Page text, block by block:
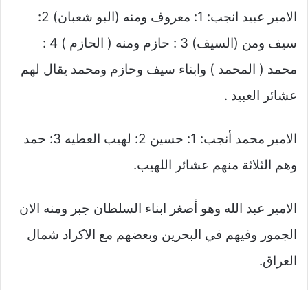
الامير عبيد انجب: 1: معروف ومنه (البو شعبان) 2:
سيف ومن (السيف) 3 : حازم ومنه ( الحازم ) 4 :
محمد ( المحمد ) وابناء سيف وحازم ومحمد يقال لهم
عشائر العبيد .
الامير محمد أنجب: 1: حسين 2: لهيب العطيه 3: حمد
وهم الثلاثة منهم عشائر اللهيب.
الامير عبد الله وهو أصغر ابناء السلطان جبر ومنه الان
الجمور وفيهم في البحرين وبعضهم مع الاكراد شمال
العراق.